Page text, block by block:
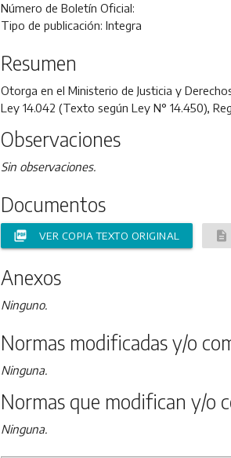
Número de Boletín Oficial:
Tipo de publicación: Integra
Resumen
Otorga en el Ministerio de Justicia y
Ley 14.042 (Texto según Ley N° 14.450),
Observaciones
Sin observaciones.
Documentos
picture_as_pdf VER COPIA TEXTO ORIGINAL description
Anexos
Ninguno.
Normas modificadas y/o
Ninguna.
Normas que modifican y/o
Ninguna.